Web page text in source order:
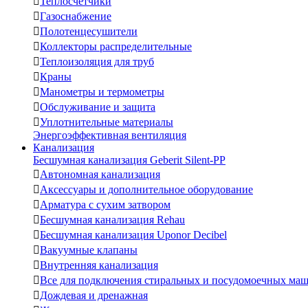
Газоснабжение
Полотенцесушители
Коллекторы распределительные
Теплоизоляция для труб
Краны
Манометры и термометры
Обслуживание и защита
Уплотнительные материалы
Энергоэффективная вентиляция
Канализация
Бесшумная канализация Geberit Silent-PP
Автономная канализация
Аксессуары и дополнительное оборудование
Арматура с сухим затвором
Бесшумная канализация Rehau
Бесшумная канализация Uponor Decibel
Вакуумные клапаны
Внутренняя канализация
Все для подключения стиральных и посудомоечных
Дождевая и дренажная